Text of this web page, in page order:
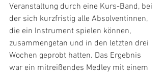
Veranstaltung durch eine Kurs-Band, bei
der sich kurzfristig alle Absolventinnen,
die ein Instrument spielen können,
zusammengetan und in den letzten drei
Wochen geprobt hatten. Das Ergebnis
war ein mitreißendes Medley mit einem